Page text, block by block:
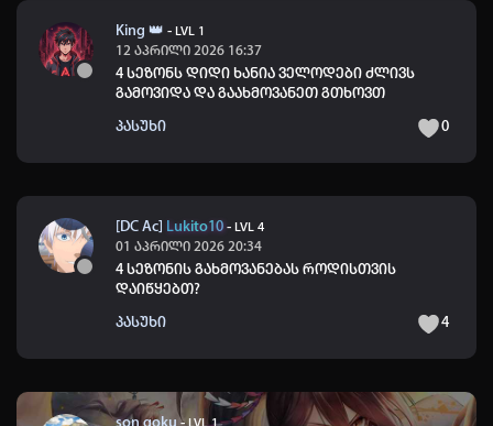
King 👑 - LVL 1
12 აპრილი 2026 16:37
4 სეზონს დიდი ხანია ველოდები ძლივს
გამოვიდა და გაახმოვანეთ გთხოვთ
პასუხი 0
[DC Ac] Lukito10 - LVL 4
01 აპრილი 2026 20:34
4 სეზონის გახმოვანებას როდისთვის
დაიწყებთ?
პასუხი 4